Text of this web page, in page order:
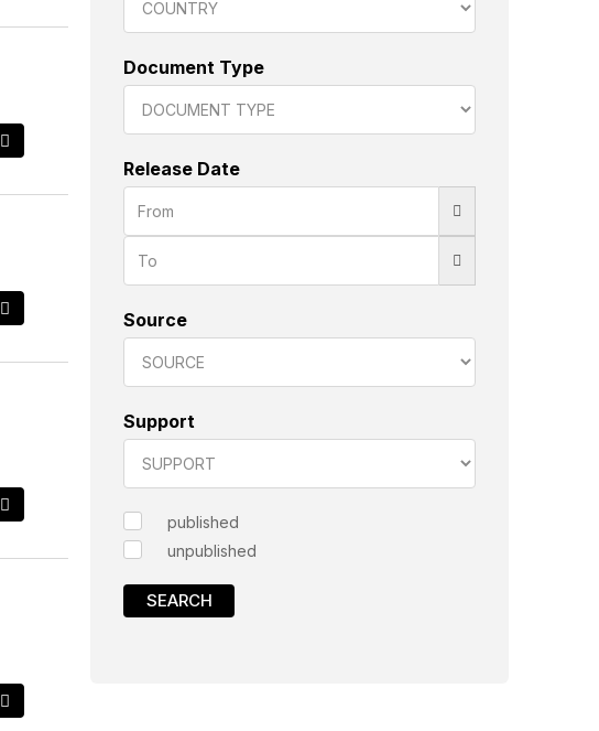
Document Type
Release Date
Source
Support
published
unpublished
SEARCH